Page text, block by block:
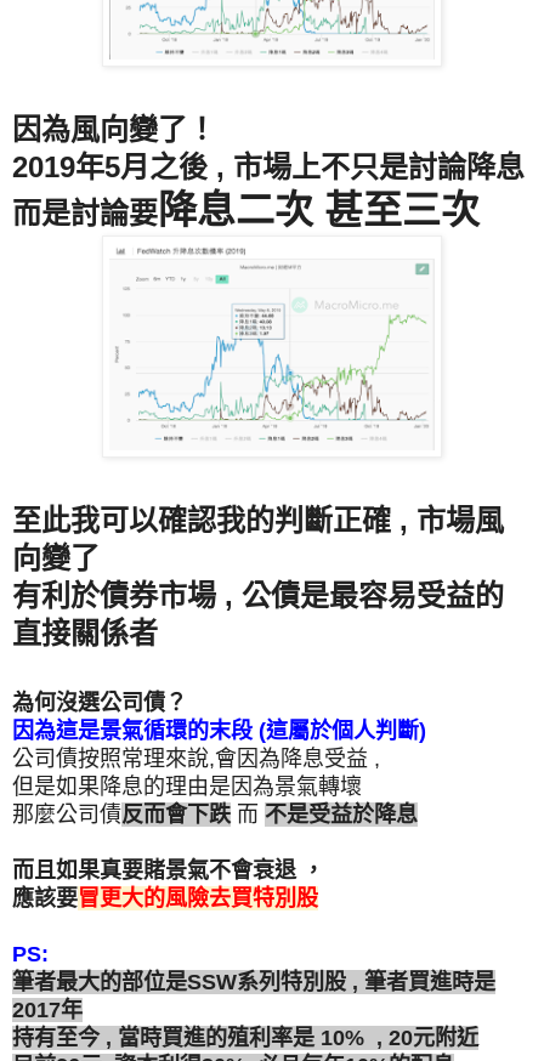
因為風向變了！
2019年5月之後 , 市場上不只是討論降息
而是討論要 降息二次 甚至三次
至此我可以確認我的判斷正確 , 市場風
向變了
有利於債券市場 , 公債是最容易受益的
直接關係者
為何沒選公司債？
因為這是景氣循環的末段 (這屬於個人判斷)
公司債按照常理來說,會因為降息受益 ,
但是如果降息的理由是因為景氣轉壞
那麼公司債反而會下跌 而 不是受益於降息
而且如果真要賭景氣不會衰退 ，
應該要冒更大的風險去買特別股
PS:
筆者最大的部位是SSW系列特別股 , 筆者買進時是
2017年
持有至今 , 當時買進的殖利率是 10% , 20元附近